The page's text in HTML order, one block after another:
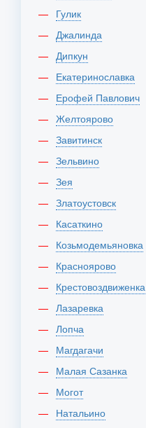
Гулик
Джалинда
Дипкун
Екатеринославка
Ерофей Павлович
Желтоярово
Завитинск
Зельвино
Зея
Златоустовск
Касаткино
Козьмодемьяновка
Красноярово
Крестовоздвиженка
Лазаревка
Лопча
Магдагачи
Малая Сазанка
Могот
Натальино